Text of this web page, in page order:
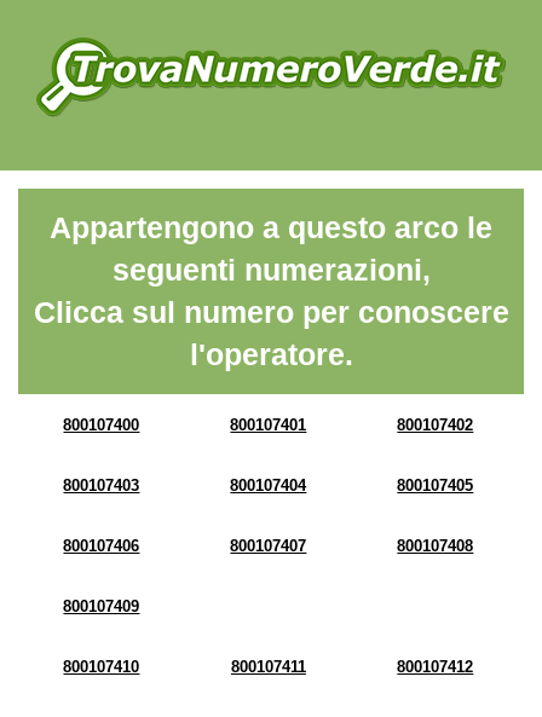
Appartengono a questo arco le
seguenti numerazioni,
Clicca sul numero per conoscere
l'operatore.
800107400 800107401 800107402
800107403 800107404 800107405
800107406 800107407 800107408
800107409
800107410 800107411 800107412